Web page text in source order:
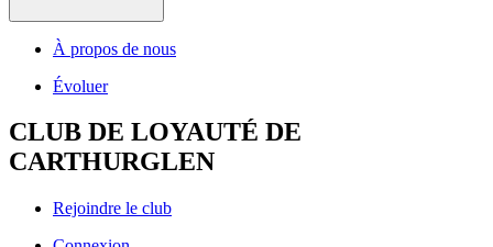
À propos de nous
Évoluer
CLUB DE LOYAUTÉ DE
CARTHURGLEN
Rejoindre le club